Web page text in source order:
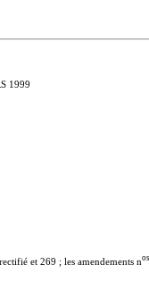
1999
et 269 ; les amendements nos